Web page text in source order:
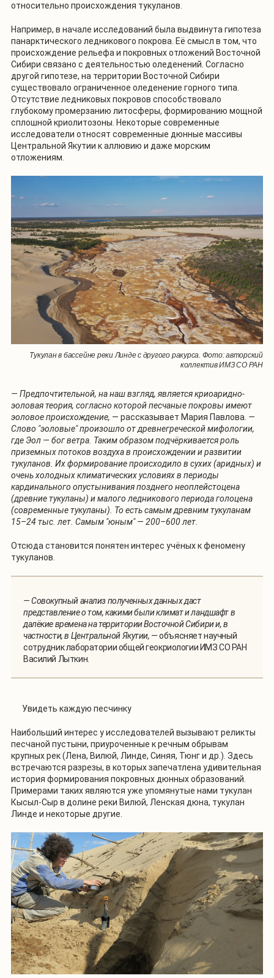
относительно происхождения тукуланов.
Например, в начале исследований была выдвинута гипотеза
панарктического ледникового покрова. Её смысл в том, что
происхождение рельефа и покровных отложений Восточной
Сибири связано с деятельностью оледенений. Согласно
другой гипотезе, на территории Восточной Сибири
существовало ограниченное оледенение горного типа.
Отсутствие ледниковых покровов способствовало
глубокому промерзанию литосферы, формированию мощной
сплошной криолитозоны. Некоторые современные
исследователи относят современные дюнные массивы
Центральной Якутии к аллювию и даже морским
отложениям.
Тукулан в бассейне реки Линде с другого ракурса. Фото: авторский
коллектив ИМЗ СО РАН
— Предпочтительной, на наш взгляд, является криоаридно-
эоловая теория, согласно которой песчаные покровы имеют
эоловое происхождение, — рассказывает Мария Павлова. —
Слово "эоловые" произошло от древнегреческой мифологии,
где Эол — бог ветра. Таким образом подчёркивается роль
приземных потоков воздуха в происхождении и развитии
тукуланов. Их формирование происходило в сухих (аридных) и
очень холодных климатических условиях в периоды
кардинального опустынивания позднего неоплейстоцена
(древние тукуланы) и малого ледникового периода голоцена
(современные тукуланы). То есть самым древним тукуланам
15–24 тыс. лет. Самым "юным" — 200–600 лет.
Отсюда становится понятен интерес учёных к феномену
тукуланов.
— Совокупный анализ полученных данных даст
представление о том, какими были климат и ландшафт в
далёкие времена на территории Восточной Сибири и, в
частности, в Центральной Якутии, — объясняет научный
сотрудник лаборатории общей геокриологии ИМЗ СО РАН
Василий Лыткин.
Увидеть каждую песчинку
Наибольший интерес у исследователей вызывают реликты
песчаной пустыни, приуроченные к речным обрывам
крупных рек (Лена, Вилюй, Линде, Синяя, Тюнг и др.). Здесь
встречаются разрезы, в которых запечатлена удивительная
история формирования покровных дюнных образований.
Примерами таких являются уже упомянутые нами тукулан
Кысыл-Сыр в долине реки Вилюй, Ленская дюна, тукулан
Линде и некоторые другие.